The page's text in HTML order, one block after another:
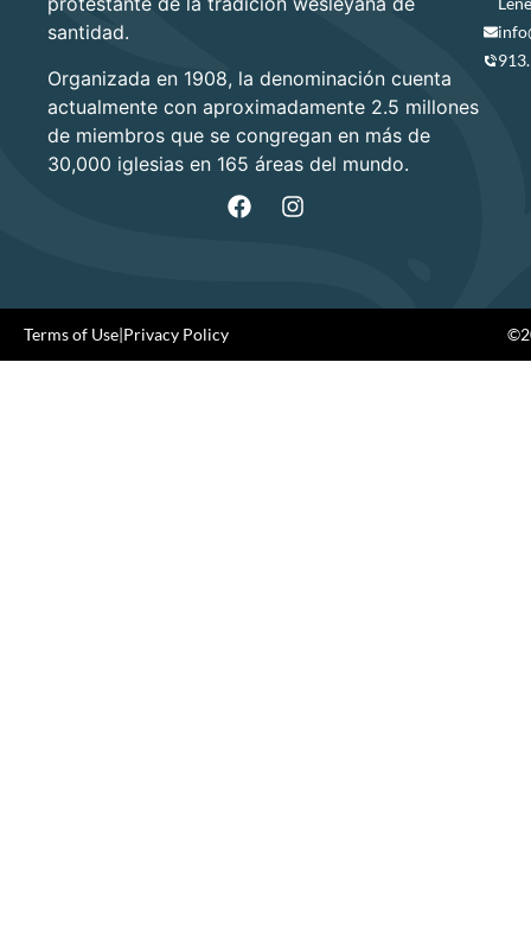
santidad.
Organizada en 1908, la denominación cuenta
actualmente con aproximadamente 2.5 millones
de miembros que se congregan en más de
30,000 iglesias en 165 áreas del mundo.
Terms of Use|Privacy Policy